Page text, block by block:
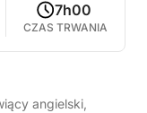
7h00
CZAS TRWANIA
angielski,